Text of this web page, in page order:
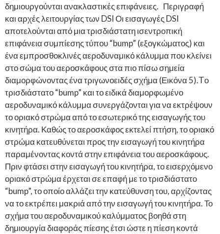
δημιουργούνται ανακλαστικές επιφάνειες. Περιγραφή
και αρχές λειτουργίας των DSI Οι εισαγωγές DSI
αποτελούνται από μια τρισδιάστατη ισεντροπική
επιφάνεια συμπίεσης τύπου “bump” (εξογκώματος) και
ένα εμπροσθοκλινές αεροδυναμικό κάλυμμα που κλείνει
στο σώμα του αεροσκάφους στα πιο πίσω σημεία
διαμορφώνοντας ένα τριγωνοειδές σχήμα (Εικόνα 5).Tο
τρισδιάστατο “bump” και το ειδικά διαμορφωμένο
αεροδυναμικό κάλυμμα συνεργάζονται για να εκτρέψουν
το οριακό στρώμα από το εσωτερικό της εισαγωγής του
κινητήρα. Καθώς το αεροσκάφος εκτελεί πτήση, το οριακό
στρώμα κατευθύνεται προς την εισαγωγή του κινητήρα
παραμένοντας κοντά στην επιφάνεια του αεροσκάφους.
Πριν φτάσει στην εισαγωγή του κινητήρα, το εισερχόμενο
οριακό στρώμα έρχεται σε επαφή με το τρισδιάστατο
“bump”, το οποίο αλλάζει την κατεύθυνση του, αρχίζοντας
να το εκτρέπει μακριά από την εισαγωγή του κινητήρα. Το
σχήμα του αεροδυναμικού καλύμματος βοηθά στη
δημιουργία διαφοράς πίεσης έτσι ώστε η πίεση κοντά